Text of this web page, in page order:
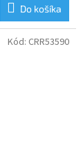
Do košíka
Kód: CRR53590